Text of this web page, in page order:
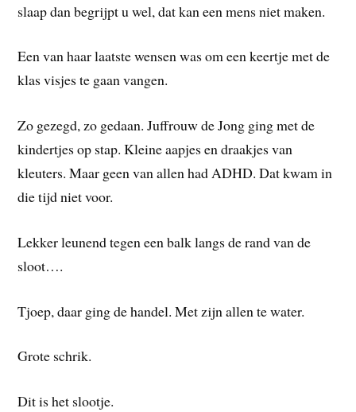
slaap dan begrijpt u wel, dat kan een mens niet maken.
Een van haar laatste wensen was om een keertje met de
klas visjes te gaan vangen.
Zo gezegd, zo gedaan. Juffrouw de Jong ging met de
kindertjes op stap. Kleine aapjes en draakjes van
kleuters. Maar geen van allen had ADHD. Dat kwam in
die tijd niet voor.
Lekker leunend tegen een balk langs de rand van de
sloot….
Tjoep, daar ging de handel. Met zijn allen te water.
Grote schrik.
Dit is het slootje.